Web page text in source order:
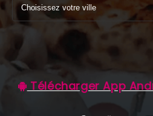
VOS AVIS
MENTIONS LÉGALES
Télécharger App